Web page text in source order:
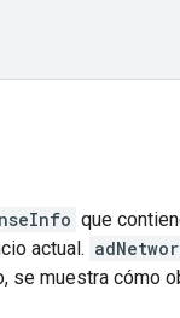
que
actual.
se muestra cómo